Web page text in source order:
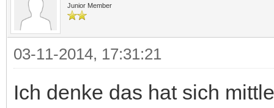
Junior Member
03-11-2014, 17:31:21
Ich denke das hat sich